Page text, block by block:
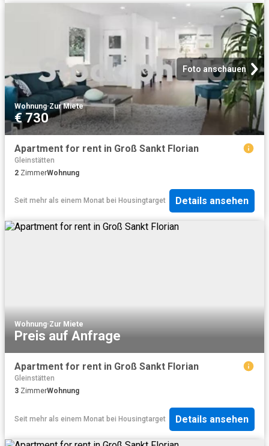
Foto anschauen
Wohnung·Zur Miete
€ 730
Apartment for rent in Groß Sankt Florian
Gleinstätten
2 ZimmerWohnung
Seit mehr als einem Monat bei Housingtarget Details ansehen
Wohnung·Zur Miete
Preis auf Anfrage
Apartment for rent in Groß Sankt Florian
Gleinstätten
3 ZimmerWohnung
Seit mehr als einem Monat bei Housingtarget Details ansehen